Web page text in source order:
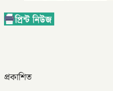
প্রকাশিত